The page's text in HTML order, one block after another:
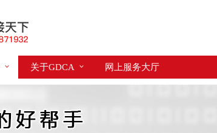
关于GDCA 网上服务大厅